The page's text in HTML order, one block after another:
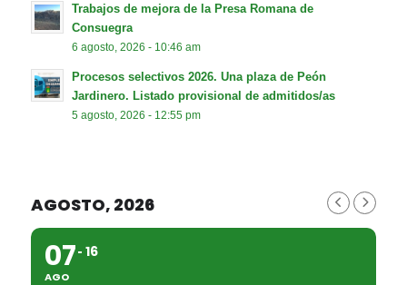
Trabajos de mejora de la Presa Romana de
Consuegra
6 agosto, 2026 - 10:46 am
Procesos selectivos 2026. Una plaza de Peón
Jardinero. Listado provisional de admitidos/as
5 agosto, 2026 - 12:55 pm
AGOSTO, 2026
07
AGO
16